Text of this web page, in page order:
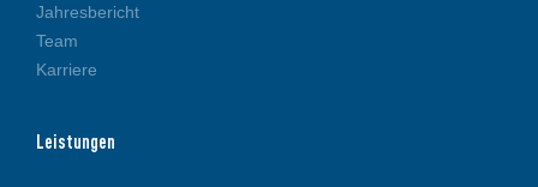
Jahresbericht
Team
Karriere
Leistungen